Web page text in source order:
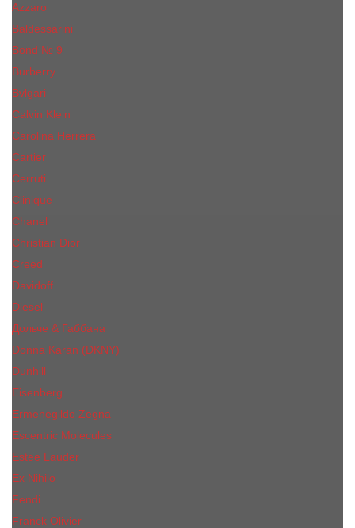
Azzaro
Baldessarini
Bond № 9
Burberry
Bvlgari
Calvin Klein
Carolina Herrera
Cartier
Cerruti
Сliniquе
Chanel
Christian Dior
Creed
Davidoff
Diesel
Дольче & Габбана
Donna Karan (DKNY)
Dunhill
Eisenberg
Ermenegildo Zegna
Escentric Molecules
Еsteе Lаudеr
Ex Nihilo
Fendi
Franck Olivier